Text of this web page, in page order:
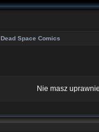
Dead Space Comics
Nie masz